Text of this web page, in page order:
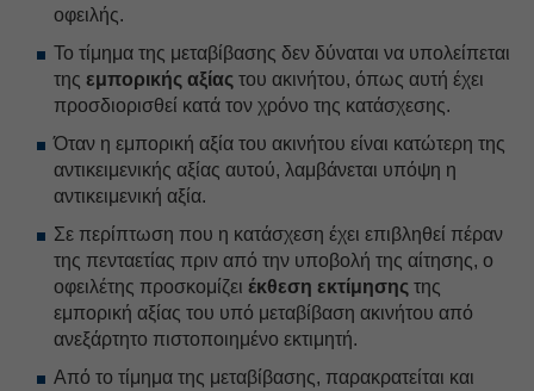
οφειλής.
Το τίμημα της μεταβίβασης δεν δύναται να υπολείπεται
της εμπορικής αξίας του ακινήτου, όπως αυτή έχει
προσδιορισθεί κατά τον χρόνο της κατάσχεσης.
Όταν η εμπορική αξία του ακινήτου είναι κατώτερη της
αντικειμενικής αξίας αυτού, λαμβάνεται υπόψη η
αντικειμενική αξία.
Σε περίπτωση που η κατάσχεση έχει επιβληθεί πέραν
της πενταετίας πριν από την υποβολή της αίτησης, ο
οφειλέτης προσκομίζει έκθεση εκτίμησης της
εμπορική αξίας του υπό μεταβίβαση ακινήτου από
ανεξάρτητο πιστοποιημένο εκτιμητή.
Από το τίμημα της μεταβίβασης, παρακρατείται και